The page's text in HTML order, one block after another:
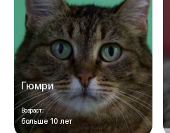
Гюмри
Возраст:
больше 10 лет